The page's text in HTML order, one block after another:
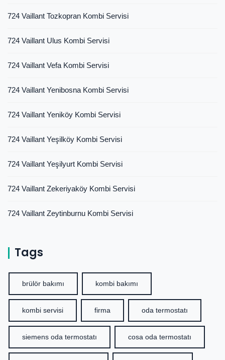
724 Vaillant Tozkopran Kombi Servisi
724 Vaillant Ulus Kombi Servisi
724 Vaillant Vefa Kombi Servisi
724 Vaillant Yenibosna Kombi Servisi
724 Vaillant Yeniköy Kombi Servisi
724 Vaillant Yeşilköy Kombi Servisi
724 Vaillant Yeşilyurt Kombi Servisi
724 Vaillant Zekeriyaköy Kombi Servisi
724 Vaillant Zeytinburnu Kombi Servisi
Tags
brülör bakımı kombi bakımı
kombi servisi firma oda termostatı
siemens oda termostatı cosa oda termostatı